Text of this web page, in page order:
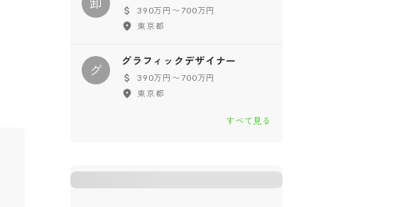
390万円〜700万円
東京都
グ
グラフィックデザイナー
390万円〜700万円
東京都
すべて見る